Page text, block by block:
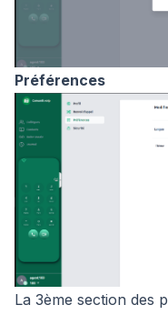
Préférences
La 3ème section des